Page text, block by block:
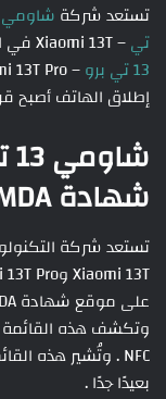
تستعد شركة شاومي
تي– Xiaomi 13T في السوق قريبًا . وقد حصل الآن هاتف
13 تي برو
إطلاق الهاتف أصبح
شهادة IMDA
تستعد شركة
بعيدًا جدًا .